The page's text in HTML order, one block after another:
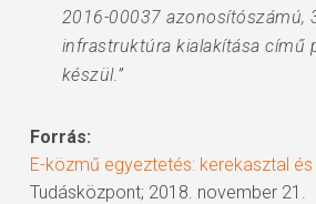
2016-00037 azonosítószámú,
infrastruktúra kialakítása című
készül.”
Forrás:
E-közmű egyeztetés: kerekasztal
Tudásközpont; 2018. november 21.